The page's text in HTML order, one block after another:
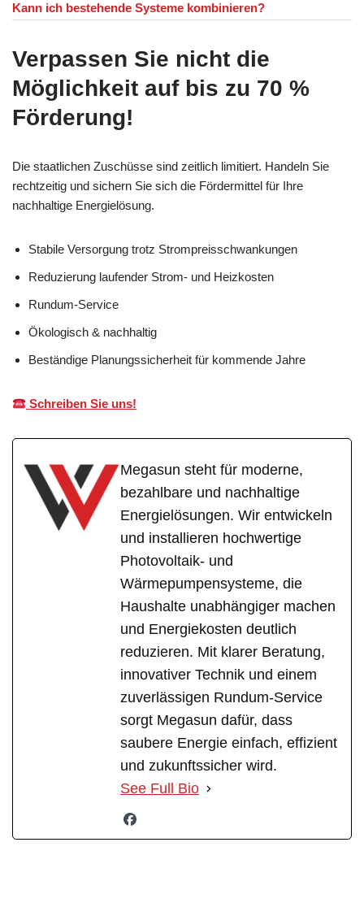
Kann ich bestehende Systeme kombinieren?
Verpassen Sie nicht die
Möglichkeit auf bis zu 70 %
Förderung!
Die staatlichen Zuschüsse sind zeitlich limitiert. Handeln Sie
rechtzeitig und sichern Sie sich die Fördermittel für Ihre
nachhaltige Energielösung.
Stabile Versorgung trotz Strompreisschwankungen
Reduzierung laufender Strom- und Heizkosten
Rundum-Service
Ökologisch & nachhaltig
Beständige Planungssicherheit für kommende Jahre
Schreiben Sie uns!
Megasun steht für moderne,
bezahlbare und nachhaltige
Energielösungen. Wir entwickeln
und installieren hochwertige
Photovoltaik- und
Wärmepumpensysteme, die
Haushalte unabhängiger machen
und Energiekosten deutlich
reduzieren. Mit klarer Beratung,
innovativer Technik und einem
zuverlässigen Rundum-Service
sorgt Megasun dafür, dass
saubere Energie einfach, effizient
und zukunftssicher wird.
See Full Bio